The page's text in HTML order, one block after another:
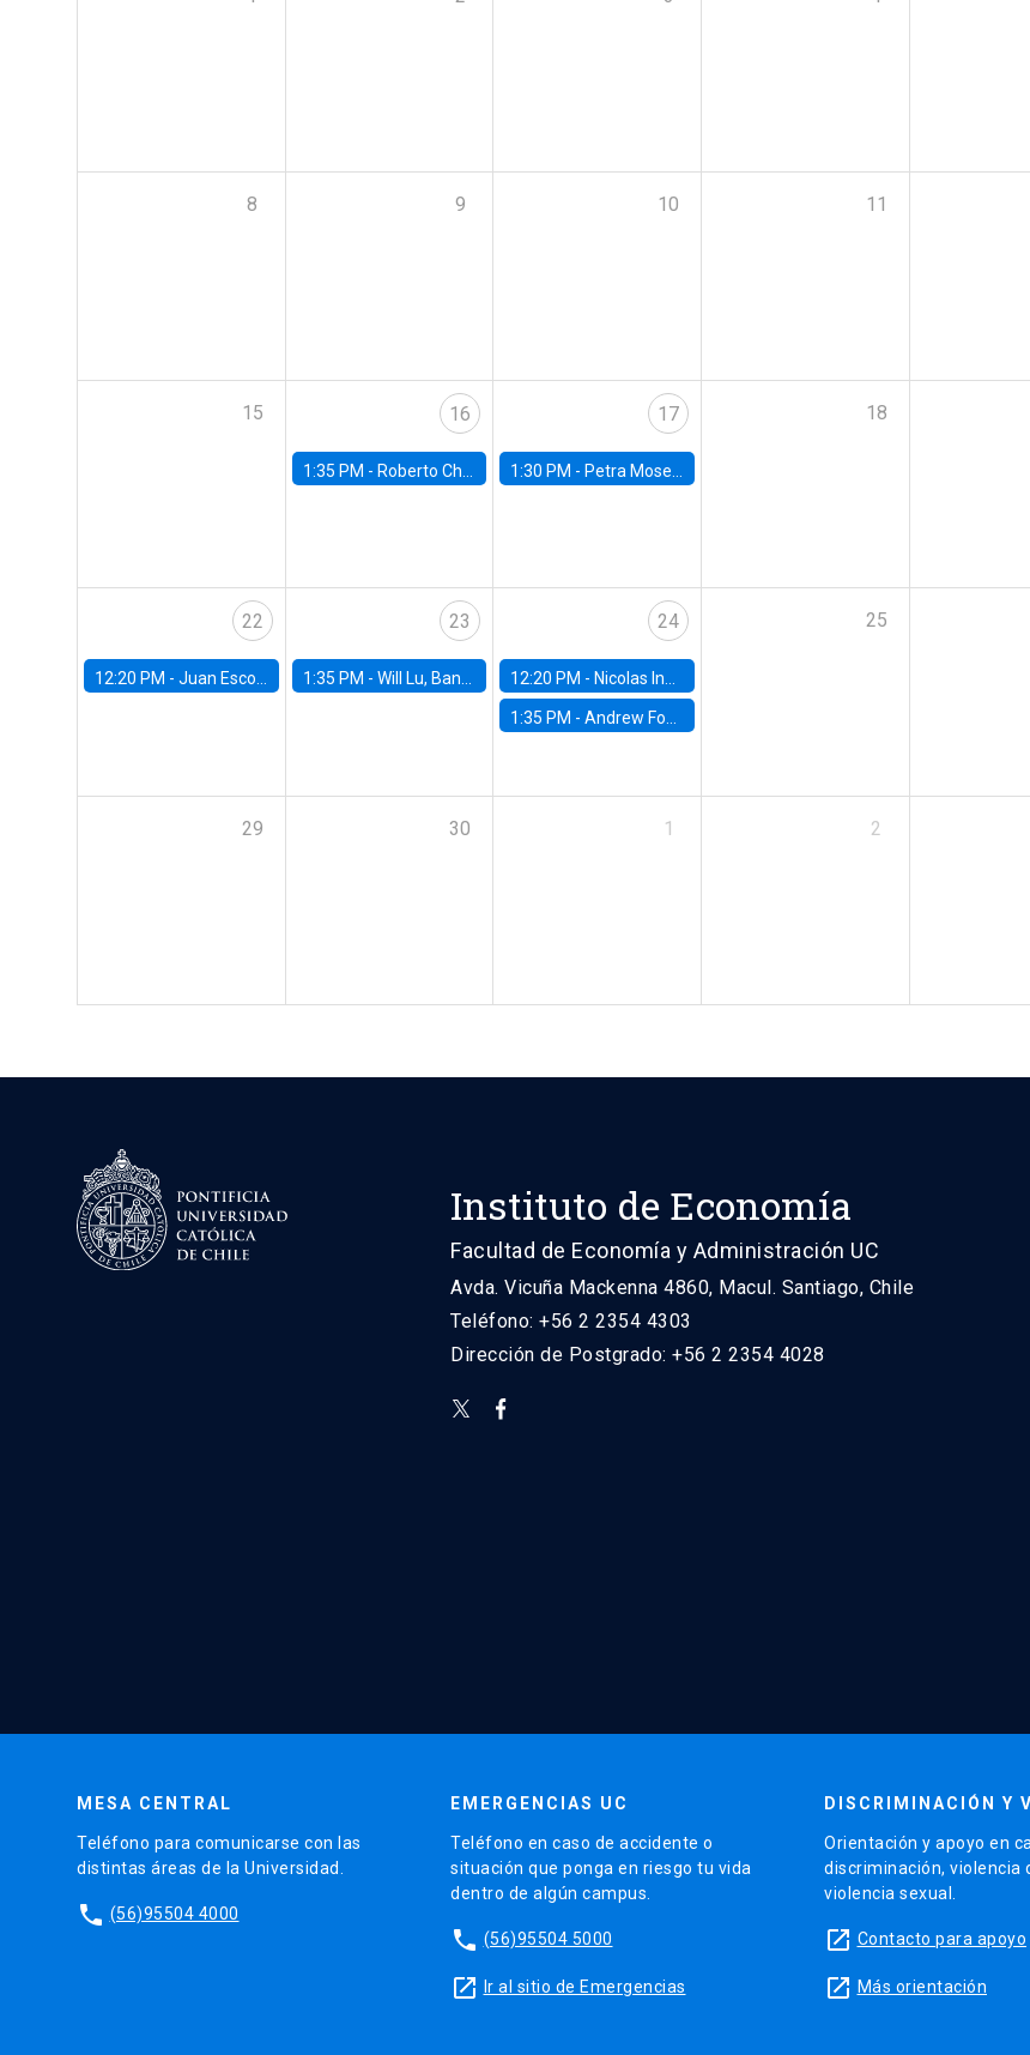
8 9 10 11
15 16
1:35 PM - Roberto Chang, Rutgers University
17
1:30 PM - Petra Moser, NYU Stern
18
22
12:20 PM - Juan Escobar, Universidad de Chile
23
1:35 PM - Will Lu, Banco Central de Chile
24
12:20 PM - Nicolas Inostroza, Rotman School of Management, University of Toronto
1:35 PM -Andrew Foster, Brown University
25
29 30 1 2
Instituto de Economía
Facultad de Economía y Administración UC
Avda. Vicuña Mackenna 4860, Macul. Santiago, Chile
Teléfono: +56 2 2354 4303
Dirección de Postgrado: +56 2 2354 4028
MESA CENTRAL
Teléfono para comunicarse con las
distintas áreas de la Universidad.
phone (56)95504 4000
EMERGENCIAS UC
Teléfono en caso de accidente o
situación que ponga en riesgo tu vida
dentro de algún campus.
phone (56)95504 5000
launch Ir al sitio de Emergencias
DISCRIMINACIÓN Y
Orientación y apoyo en
discriminación, violencia
violencia sexual.
launch Contacto para apoyo
launch Más orientación